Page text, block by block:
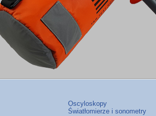
Oscyloskopy
Światłomierze i sonometry